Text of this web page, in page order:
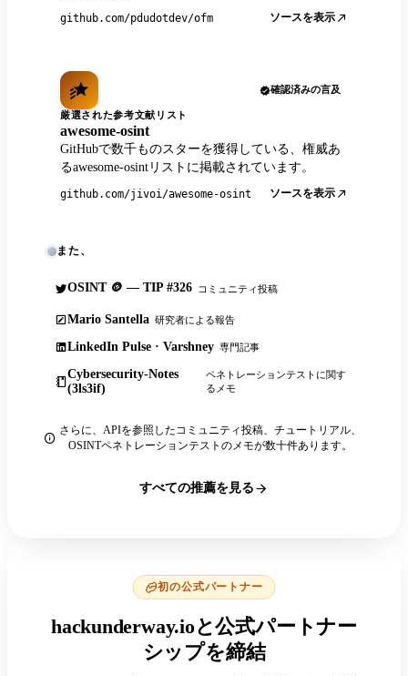
github.com/pdudotdev/ofm ソースを表示
確認済みの言及
厳選された参考文献リスト
awesome-osint
GitHubで数千ものスターを獲得している、権威あ
るawesome-osintリストに掲載されています。
github.com/jivoi/awesome-osint ソースを表示
また、
OSINT 🪙 — TIP #326 コミュニティ投稿
Mario Santella 研究者による報告
LinkedIn Pulse · Varshney 専門記事
Cybersecurity-Notes
(3ls3if)
ペネトレーションテストに関す
るメモ
さらに、APIを参照したコミュニティ投稿、チュートリアル、
OSINTペネトレーションテストのメモが数十件あります。
すべての推薦を見る
初の公式パートナー
hackunderway.ioと公式パートナー
シップを締結